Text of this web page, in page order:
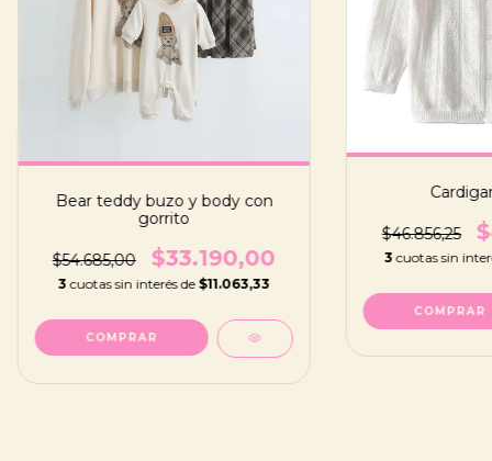
Bear teddy buzo y body con
gorrito
$54.685,00 $33.190,00
3 cuotas sin interés de $11.063,33
COMPRAR
$46.856,25
3 cuotas sin
COMPRAR